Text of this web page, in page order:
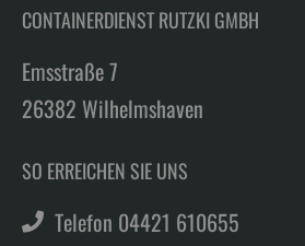
CONTAINERDIENST RUTZKI GMBH
Emsstraße 7
26382 Wilhelmshaven
SO ERREICHEN SIE UNS
Telefon 04421 610655